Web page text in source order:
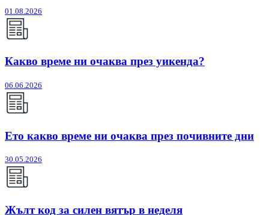
01.08.2026
Какво време ни очаква през уикенда?
06.06.2026
Ето какво време ни очаква през почивните дни
30.05.2026
Жълт код за силен вятър в неделя